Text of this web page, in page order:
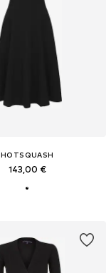
HOTSQUASH
143,00 €